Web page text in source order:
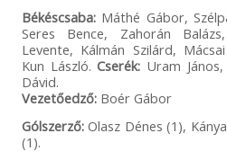
Békéscsaba:Máthé Gábor,
Seres Bence, Zahorán
Levente, Kálmán Szilárd,
Kun László.Cserék: Uram
Dávid.
Vezetőedző:Boér Gábor
Gólszerző:Olasz Dénes (1),
(1).